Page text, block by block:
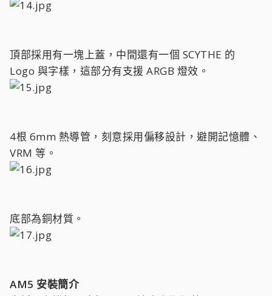
頂部採用有一塊上蓋，中間還有一個 SCYTHE 的
Logo 與字樣，這部分有支援 ARGB 燈效。
4根 6mm 熱導管，刻意採用偏移設計，避開記憶體、
VRM 等。
底部為銅材質。
AM5 安裝簡介